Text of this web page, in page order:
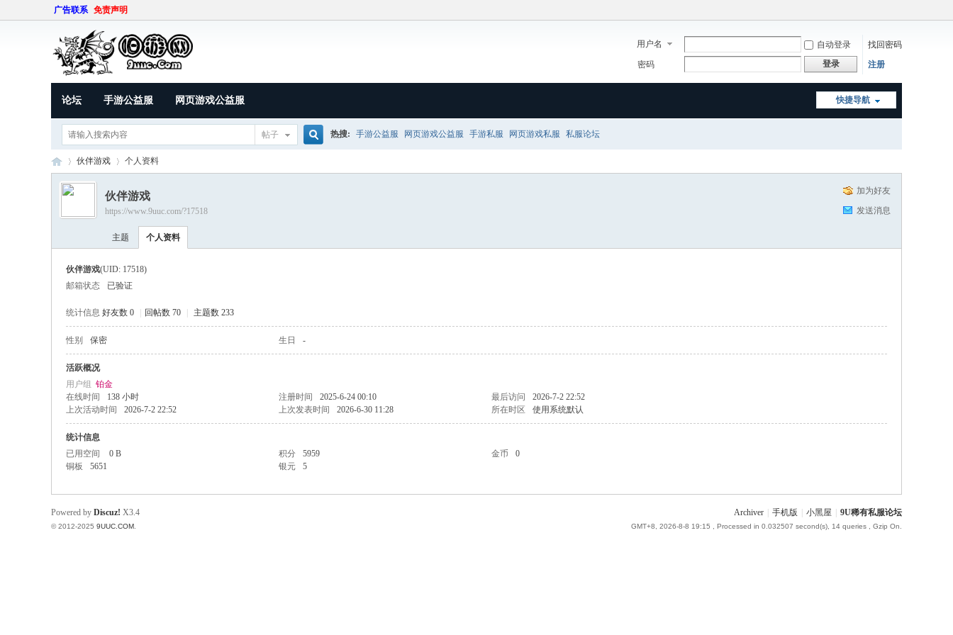
广告联系 免责声明
用户名 自动登录
找回密码
密码
登录 注册
快捷导航
论坛 手游公益服 网页游戏公益服
帖子 热搜: 手游公益服 网页游戏公益服 手游私服 网页游戏私服 私服论坛
›
伙伴游戏 个人资料
加为好友
发送消息
伙伴游戏
https://www.9uuc.com/?17518
主题 个人资料
伙伴游戏(UID: 17518)
邮箱状态
已验证
统计信息 好友数 0 回帖数 70 主题数 233
性别 保密 生日 -
活跃概况
用户组 铂金
在线时间
138 小时 注册时间 2025-6-24 00:10 最后访问
2026-7-2 22:52
上次活动时间
2026-7-2 22:52 上次发表时间 2026-6-30 11:28 所在时区 使用系统默认
统计信息
已用空间
0 B 积分 5959 金币
0
铜板
5651 银元 5
Archiver 手机版 小黑屋 9U稀有私服论坛
GMT+8, 2026-8-8 19:15 , Processed in 0.032507 second(s), 14 queries , Gzip On.
Powered by Discuz! X3.4
© 2012-2025 9UUC.COM